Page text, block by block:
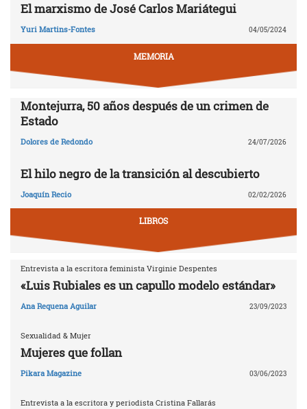
El marxismo de José Carlos Mariátegui
Yuri Martins-Fontes 04/05/2024
MEMORIA
Montejurra, 50 años después de un crimen de
Estado
Dolores de Redondo 24/07/2026
El hilo negro de la transición al descubierto
Joaquín Recio 02/02/2026
LIBROS
Entrevista a la escritora feminista Virginie Despentes
«Luis Rubiales es un capullo modelo estándar»
Ana Requena Aguilar 23/09/2023
Sexualidad & Mujer
Mujeres que follan
Pikara Magazine 03/06/2023
Entrevista a la escritora y periodista Cristina Fallarás